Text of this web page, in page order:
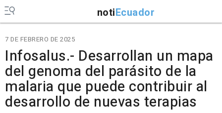
notiEcuador
7 DE FEBRERO DE 2025
Infosalus.- Desarrollan un mapa
del genoma del parásito de la
malaria que puede contribuir al
desarrollo de nuevas terapias